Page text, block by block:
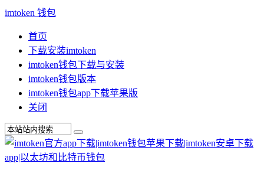
imtoken 钱包
首页
下载安装imtoken
imtoken钱包下载与安装
imtoken钱包版本
imtoken钱包app下载苹果版
关闭